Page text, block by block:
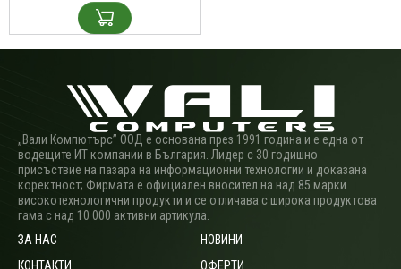
„Вали Компютърс” ООД е основана през 1991 година и е една от
водещите ИТ компании в България. Лидер с 30 годишно
присъствие на пазара на информационни технологии и доказана
коректност; Фирмата е официален вносител на над 85 марки
високотехнологични продукти и се отличава с широка продуктова
гама с над 10 000 активни артикула.
ЗА НАС
КОНТАКТИ
НОВИНИ
ОФЕРТИ